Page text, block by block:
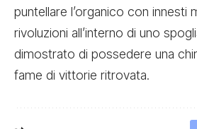
puntellare l’organico con innesti
rivoluzioni all’interno di uno
dimostrato di possedere una
fame di vittorie ritrovata.